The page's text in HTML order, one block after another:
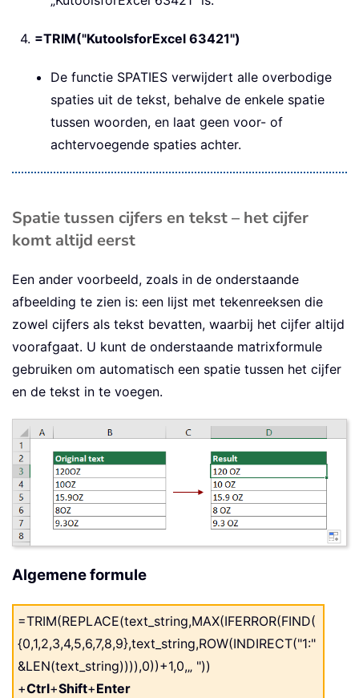
4. =TRIM("KutoolsforExcel 63421")
De functie SPATIES verwijdert alle overbodige
spaties uit de tekst, behalve de enkele spatie
tussen woorden, en laat geen voor- of
achtervoegende spaties achter.
Spatie tussen cijfers en tekst – het cijfer
komt altijd eerst
Een ander voorbeeld, zoals in de onderstaande
afbeelding te zien is: een lijst met tekenreeksen die
zowel cijfers als tekst bevatten, waarbij het cijfer altijd
voorafgaat. U kunt de onderstaande matrixformule
gebruiken om automatisch een spatie tussen het cijfer
en de tekst in te voegen.
Algemene formule
=TRIM(REPLACE(text_string,MAX(IFERROR(FIND(
{0,1,2,3,4,5,6,7,8,9},text_string,ROW(INDIRECT("1:"
&LEN(text_string)))),0))+1,0,„ "))
+Ctrl+Shift+Enter